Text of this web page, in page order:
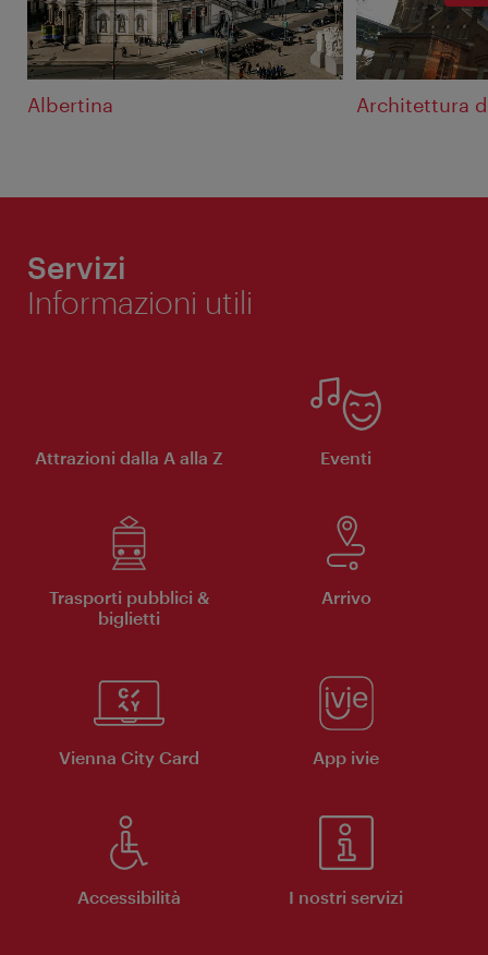
Albertina Architettura
Servizi
Informazioni utili
Attrazioni dalla A alla Z Eventi
Trasporti pubblici &
biglietti
Arrivo
Vienna City Card App ivie
Accessibilità I nostri servizi